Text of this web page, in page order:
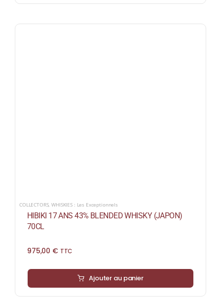
COLLECTORS,WHISKIES : Les Exceptionnels
HIBIKI 17 ANS 43% BLENDED WHISKY (JAPON)
70CL
975,00 € TTC
Ajouter au panier